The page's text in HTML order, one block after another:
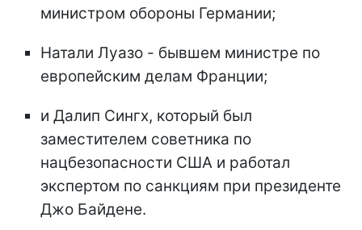
министром обороны Германии;
Натали Луазо - бывшем министре по
европейским делам Франции;
и Далип Сингх, который был
заместителем советника по
нацбезопасности США и работал
экспертом по санкциям при президенте
Джо Байдене.